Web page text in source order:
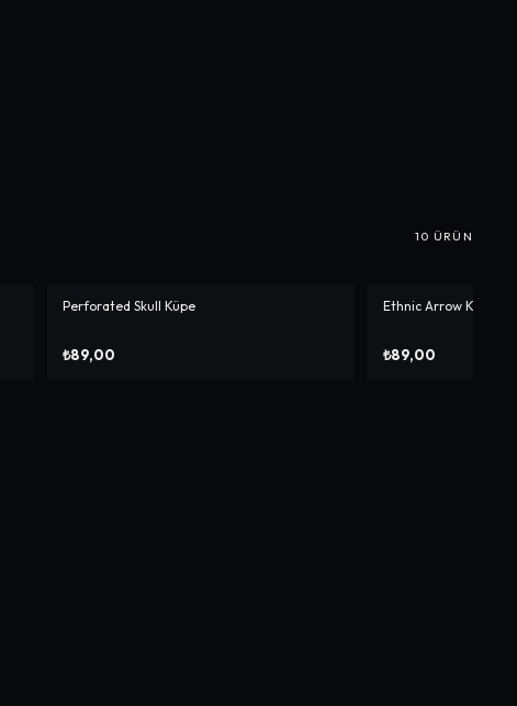
10 ÜRÜN
Perforated Skull Küpe
₺89,00
Ethnic Arrow Küpe
₺89,00